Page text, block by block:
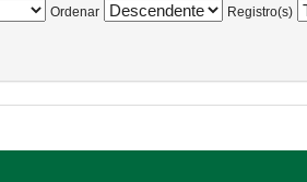
Ordenar Registro(s)